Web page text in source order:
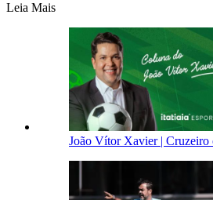
Leia Mais
João Vítor Xavier | Cruzeiro